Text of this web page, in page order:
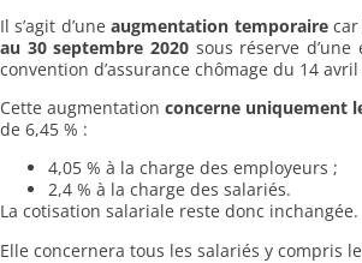
Il s’agit d’uneaugmentation temporairecar
au 30 septembre 2020sous réserve d’une
convention d’assurance chômage du 14 avril
Cette augmentation concerne uniquement
de 6,45 % :
4,05 % à la charge des employeurs ;
2,4 % à la charge des salariés.
La cotisation salariale reste donc inchangée.
Elle concernera tous les salariés y compris